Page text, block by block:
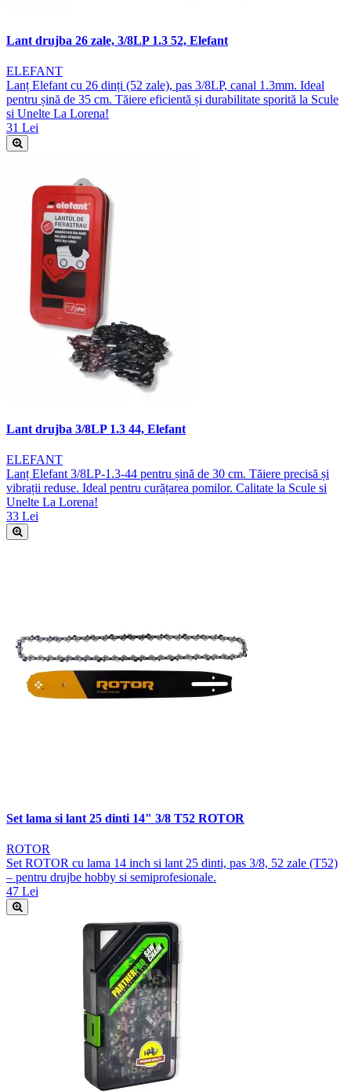
Lant drujba 26 zale, 3/8LP 1.3 52, Elefant
ELEFANT
Lanț Elefant cu 26 dinți (52 zale), pas 3/8LP, canal 1.3mm. Ideal
pentru șină de 35 cm. Tăiere eficientă și durabilitate sporită la Scule
si Unelte La Lorena!
31 Lei
Lant drujba 3/8LP 1.3 44, Elefant
ELEFANT
Lanț Elefant 3/8LP-1.3-44 pentru șină de 30 cm. Tăiere precisă și
vibrații reduse. Ideal pentru curățarea pomilor. Calitate la Scule si
Unelte La Lorena!
33 Lei
Set lama si lant 25 dinti 14" 3/8 T52 ROTOR
ROTOR
Set ROTOR cu lama 14 inch si lant 25 dinti, pas 3/8, 52 zale (T52)
– pentru drujbe hobby si semiprofesionale.
47 Lei